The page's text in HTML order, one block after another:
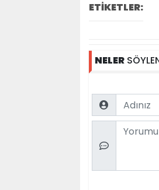
ETİKETLER:
NELER
Name
Comment